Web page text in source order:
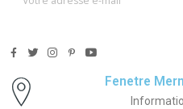
Fenetre